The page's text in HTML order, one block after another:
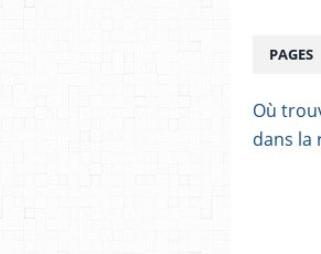
PAGES
Où
dans la